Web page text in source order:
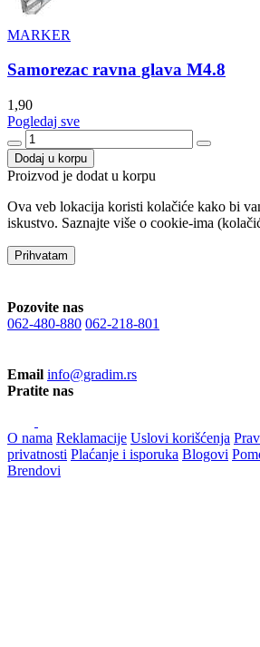
MARKER
Samorezac ravna glava M4.8
1,90
Pogledaj sve
Dodaj u korpu
Proizvod je dodat u korpu
Ova veb lokacija koristi kolačiće kako bi
iskustvo. Saznajte više o cookie-ima
Prihvatam
Pozovite nas
062-480-880 062-218-801
Email info@gradim.rs
Pratite nas
O nama Reklamacije Uslovi korišćenja
privatnosti Plaćanje i isporuka Blogovi
Brendovi